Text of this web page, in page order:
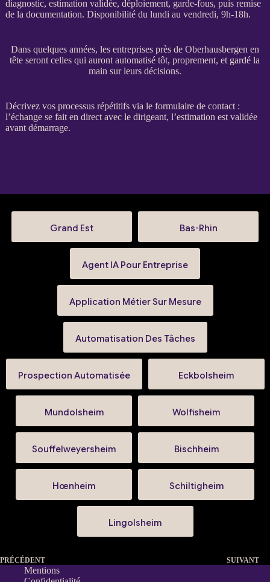
diagnostic, estimation validée, déploiement, garde-fous, puis remise
de la documentation. Disponibilité du lundi au vendredi, 9h-18h.
Dans quelques années, les entreprises près de Oberhausbergen en
tête seront celles qui auront automatisé tôt, proprement, et gardé la
main sur leurs décisions.
Décrivez vos processusrépétitifs via le formulaire de contact:
l’échange se fait en direct avec le dirigeant, l’estimation est validée
avant démarrage.
Grand Est Bas-Rhin
Agent IA Pour Entreprise
Application Métier Sur Mesure
Automatisation Des Tâches
Prospection Automatisée Eckbolsheim
Mundolsheim Wolfisheim
Souffelweyersheim Bischheim
Hœnheim Schiltigheim
Lingolsheim
PRÉCÉDENT SUIVANT
Mentions